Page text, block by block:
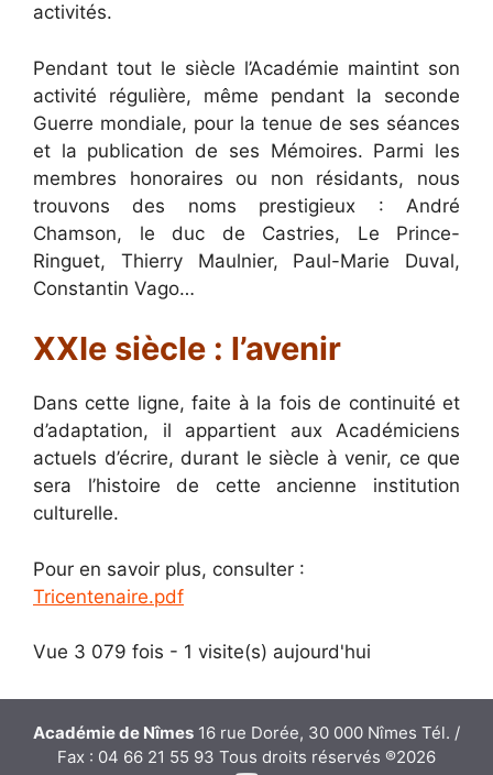
activités.
Pendant tout le siècle l’Académie maintint son
activité régulière, même pendant la seconde
Guerre mondiale, pour la tenue de ses séances
et la publication de ses Mémoires. Parmi les
membres honoraires ou non résidants, nous
trouvons des noms prestigieux : André
Chamson, le duc de Castries, Le Prince-
Ringuet, Thierry Maulnier, Paul-Marie Duval,
Constantin Vago…
XXIe siècle : l’avenir
Dans cette ligne, faite à la fois de continuité et
d’adaptation, il appartient aux Académiciens
actuels d’écrire, durant le siècle à venir, ce que
sera l’histoire de cette ancienne institution
culturelle.
Pour en savoir plus, consulter :
Tricentenaire.pdf
Vue 3 079 fois - 1 visite(s) aujourd'hui
Académie de Nîmes 16 rue Dorée, 30 000 Nîmes Tél. /
Fax : 04 66 21 55 93 Tous droits réservés ®2026